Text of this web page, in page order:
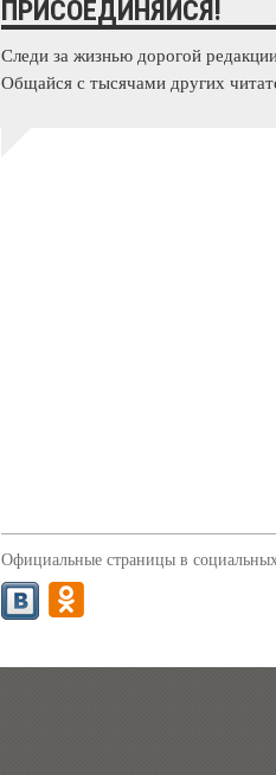
ПРИСОЕДИНЯЙСЯ!
Следи за жизнью дорогой
Общайся с тысячами других
Официальные страницы в социальных